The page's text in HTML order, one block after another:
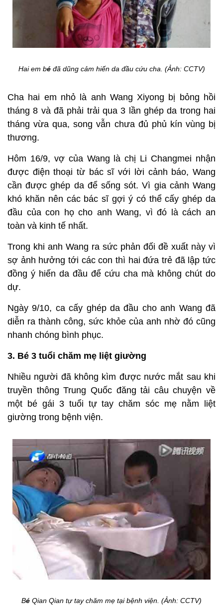
Hai em bé đã dũng cảm hiến da đầu cứu cha. (Ảnh: CCTV)
Cha hai em nhỏ là anh Wang Xiyong bị bỏng hồi
tháng 8 và đã phải trải qua 3 lần ghép da trong hai
tháng vừa qua, song vẫn chưa đủ phủ kín vùng bị
thương.
Hôm 16/9, vợ của Wang là chị Li Changmei nhận
được điện thoại từ bác sĩ với lời cảnh báo, Wang
cần được ghép da để sống sót. Vì gia cảnh Wang
khó khăn nên các bác sĩ gợi ý có thể cấy ghép da
đầu của con họ cho anh Wang, vì đó là cách an
toàn và kinh tế nhất.
Trong khi anh Wang ra sức phản đối đề xuất này vì
sợ ảnh hưởng tới các con thì hai đứa trẻ đã lập tức
đồng ý hiến da đầu để cứu cha mà không chút do
dự.
Ngày 9/10, ca cấy ghép da đầu cho anh Wang đã
diễn ra thành công, sức khỏe của anh nhờ đó cũng
nhanh chóng bình phục.
3. Bé 3 tuổi chăm mẹ liệt giường
Nhiều người đã không kìm được nước mắt sau khi
truyền thông Trung Quốc đăng tải câu chuyện về
một bé gái 3 tuổi tự tay chăm sóc mẹ nằm liệt
giường trong bệnh viện.
Bé Qian Qian tự tay chăm mẹ tại bệnh viện. (Ảnh: CCTV)